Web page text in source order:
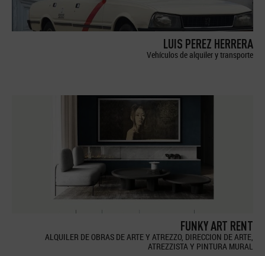
LUIS PEREZ HERRERA
Vehículos de alquiler y transporte
FUNKY ART RENT
ALQUILER DE OBRAS DE ARTE Y ATREZZO, DIRECCION DE ARTE,
ATREZZISTA Y PINTURA MURAL